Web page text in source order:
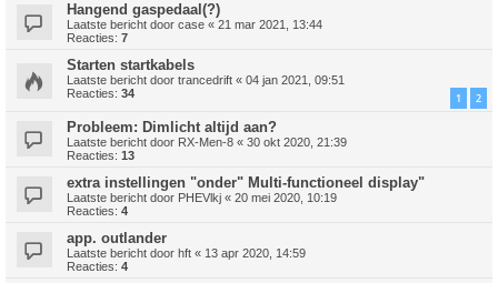
Hangend gaspedaal(?)
Laatste bericht door case « 21 mar 2021, 13:44
Reacties: 7
Starten startkabels
Laatste bericht door trancedrift « 04 jan 2021, 09:51
Reacties: 34 1 2
Probleem: Dimlicht altijd aan?
Laatste bericht door RX-Men-8 « 30 okt 2020, 21:39
Reacties: 13
extra instellingen "onder" Multi-functioneel display"
Laatste bericht door PHEVlkj « 20 mei 2020, 10:19
Reacties: 4
app. outlander
Laatste bericht door hft « 13 apr 2020, 14:59
Reacties: 4